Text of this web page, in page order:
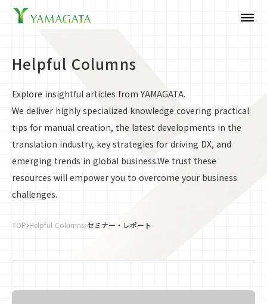
dehaze
Helpful Columns
Explore insightful articles from YAMAGATA.
We deliver highly specialized knowledge covering practical
tips for manual creation, the latest developments in the
translation industry, key strategies for driving DX, and
emerging trends in global business.We trust these
resources will empower you to overcome your business
challenges.
TOP Helpful Columns セミナー・レポート